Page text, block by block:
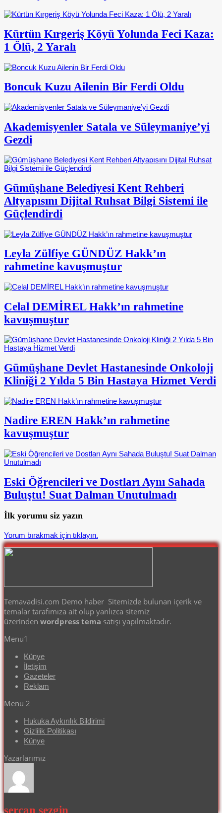
Kürtün Kırgeriş Köyü Yolunda Feci Kaza:
1 Ölü, 2 Yaralı
Boncuk Kuzu Ailenin Bir Ferdi Oldu
Akademisyenler Satala ve Süleymaniye’yi
Gezdi
Gümüşhane Belediyesi Kent Rehberi
Altyapısını Dijital Ruhsat Bilgi Sistemi ile
Güçlendirdi
Leyla Zülfiye GÜNDÜZ Hakk’ın
rahmetine kavuşmuştur
Celal DEMİREL Hakk’ın rahmetine
kavuşmuştur
Gümüşhane Devlet Hastanesinde Onkoloji
Kliniği 2 Yılda 5 Bin Hastaya Hizmet Verdi
Nadire EREN Hakk’ın rahmetine
kavuşmuştur
Eski Öğrencileri ve Dostları Aynı Sahada
Buluştu! Suat Dalman Unutulmadı
İlk yorumu siz yazın
Yorum bırakmak için tıklayın.
Temavadisi.com Demo haber Sitemizde bulunan içerik ve
temalar tarafımıza ait olup yanlızca sitemiz
üzerinden wordpress tema satışı yapılmaktadır.
Menu1
Künye
İletişim
Gazeteler
Reklam
Menu 2
Hukuka Aykırılık Bildirimi
Gizlilik Politikası
Künye
Yazarlarımız
sercan sezgin